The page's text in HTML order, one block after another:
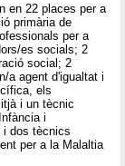
en 22 places per a
primària de
per a
es socials; 2
social; 2
a agent d'igualtat i
els
i un tècnic
i
i dos tècnics
per a la Malaltia